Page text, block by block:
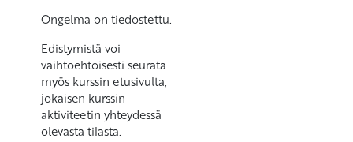
Ongelma on tiedostettu.
Edistymistä voi
vaihtoehtoisesti seurata
myös kurssin etusivulta,
jokaisen kurssin
aktiviteetin yhteydessä
olevasta tilasta.